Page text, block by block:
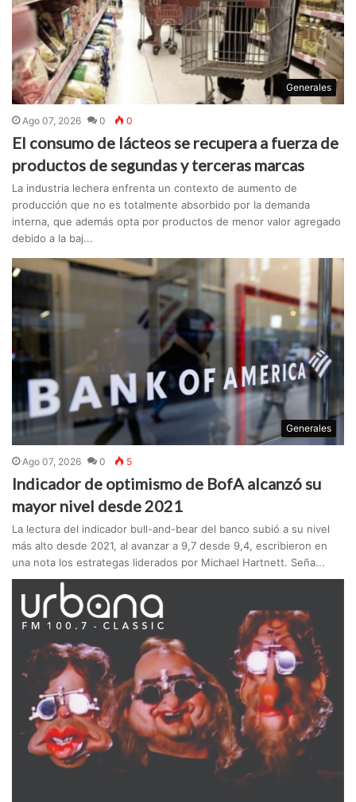
Generales
Ago 07, 2026 0 0
El consumo de lácteos se recupera a fuerza de
productos de segundas y terceras marcas
La industria lechera enfrenta un contexto de aumento de
producción que no es totalmente absorbido por la demanda
interna, que además opta por productos de menor valor agregado
debido a la baj...
Generales
Ago 07, 2026 0 5
Indicador de optimismo de BofA alcanzó su
mayor nivel desde 2021
La lectura del indicador bull-and-bear del banco subió a su nivel
más alto desde 2021, al avanzar a 9,7 desde 9,4, escribieron en
una nota los estrategas liderados por Michael Hartnett. Seña...